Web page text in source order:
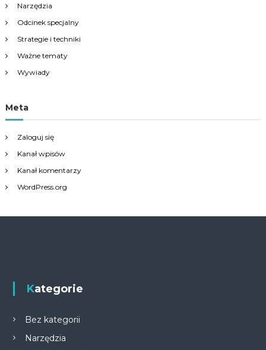
Narzędzia
Odcinek specjalny
Strategie i techniki
Ważne tematy
Wywiady
Meta
Zaloguj się
Kanał wpisów
Kanał komentarzy
WordPress.org
Kategorie
Bez kategorii
Narzędzia